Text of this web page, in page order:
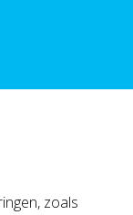
zoals